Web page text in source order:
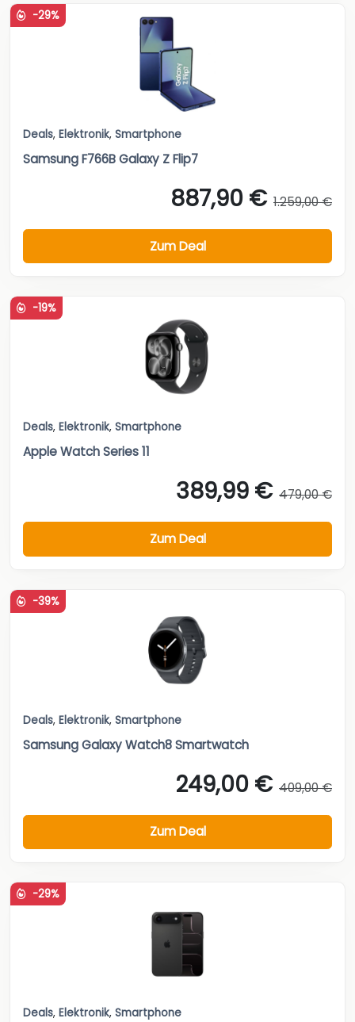
-29%
Deals, Elektronik, Smartphone
Samsung F766B Galaxy Z Flip7
887,90 € 1.259,00 €
Zum Deal
-19%
Deals, Elektronik, Smartphone
Apple Watch Series 11
389,99 € 479,00 €
Zum Deal
-39%
Deals, Elektronik, Smartphone
Samsung Galaxy Watch8 Smartwatch
249,00 € 409,00 €
Zum Deal
-29%
Deals, Elektronik, Smartphone